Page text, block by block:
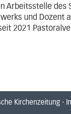
Arbeitsstelle des
und Dozent
seit 2021
Kirchenzeitung ·